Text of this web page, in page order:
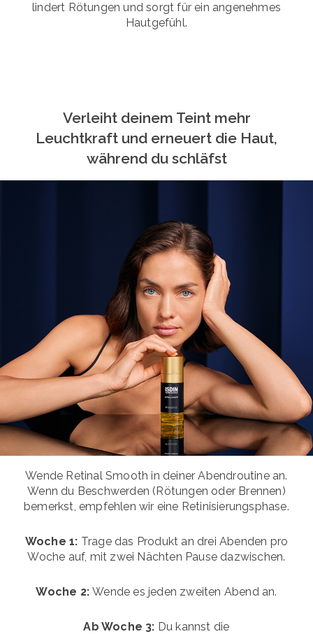
lindert Rötungen und sorgt für ein angenehmes
Hautgefühl.
Verleiht deinem Teint mehr
Leuchtkraft und erneuert die Haut,
während du schläfst
Wende Retinal Smooth in deiner Abendroutine an.
Wenn du Beschwerden (Rötungen oder Brennen)
bemerkst, empfehlen wir eine Retinisierungsphase.
Woche 1: Trage das Produkt an drei Abenden pro
Woche auf, mit zwei Nächten Pause dazwischen.
Woche 2:Wende es jeden zweiten Abend an.
Ab Woche 3: Du kannst die